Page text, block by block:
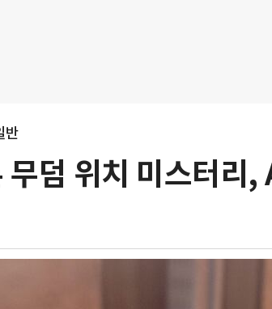
반
무덤 위치 미스터리,